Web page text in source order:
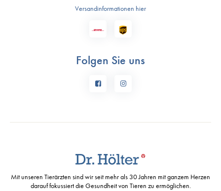
Versandinformationen hier
Folgen Sie uns
Mit unseren Tierärzten sind wir seit mehr als 30 Jahren mit ganzem Herzen
darauf fokussiert die Gesundheit von Tieren zu ermöglichen.